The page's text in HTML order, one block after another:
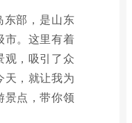
东部，是山东
市。这里有着
观，吸引了众
天，就让我为
景点，带你领